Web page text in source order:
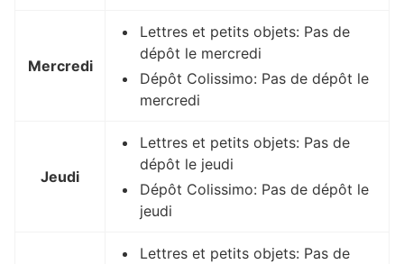
Mercredi
Lettres et petits objets: Pas de
dépôt le mercredi
Dépôt Colissimo: Pas de dépôt le
mercredi
Jeudi
Lettres et petits objets: Pas de
dépôt le jeudi
Dépôt Colissimo: Pas de dépôt le
jeudi
Lettres et petits objets: Pas de